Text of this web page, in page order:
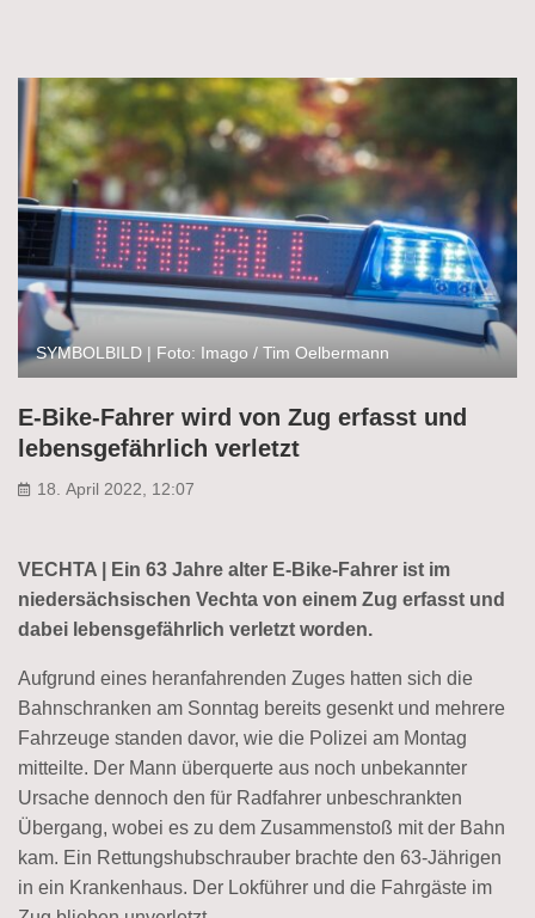
SYMBOLBILD | Foto: Imago / Tim Oelbermann
E-Bike-Fahrer wird von Zug erfasst und
lebensgefährlich verletzt
18. April 2022, 12:07
VECHTA | Ein 63 Jahre alter E-Bike-Fahrer ist im
niedersächsischen Vechta von einem Zug erfasst und
dabei lebensgefährlich verletzt worden.
Aufgrund eines heranfahrenden Zuges hatten sich die
Bahnschranken am Sonntag bereits gesenkt und mehrere
Fahrzeuge standen davor, wie die Polizei am Montag
mitteilte. Der Mann überquerte aus noch unbekannter
Ursache dennoch den für Radfahrer unbeschrankten
Übergang, wobei es zu dem Zusammenstoß mit der Bahn
kam. Ein Rettungshubschrauber brachte den 63-Jährigen
in ein Krankenhaus. Der Lokführer und die Fahrgäste im